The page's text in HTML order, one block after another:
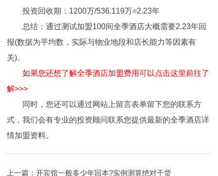
投资回收期：1200万/536.119万=2.23年
总结：通过测试加盟100间全季酒店大概需要2.23年回
报(数据为平均数，实际与物业地段和店长能力等因素有
关)。
如果您还想了解全季酒店加盟费用可以点击这里前往了
解>>>
同时，您还可以通过网站上留言表单留下您的联系方
式，我们会有专业的投资顾问联系您提供最新的全季酒店详
情加盟资料。
上一篇： 开宾馆一般多少年回本?实例测算绝对干货